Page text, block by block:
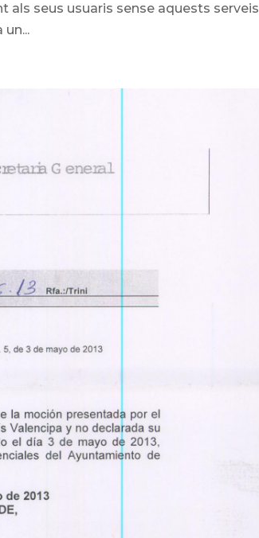
als seus usuaris sense aquests serveis